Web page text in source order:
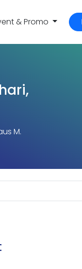
& Promo
M.